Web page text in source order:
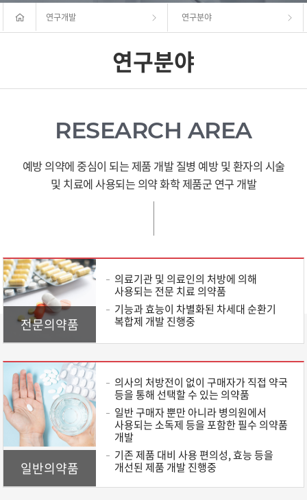
연구개발 연구분야
연구분야
RESEARCH AREA
예방 의약에 중심이 되는 제품 개발질병 예방 및 환자의 시술
및 치료에 사용되는 의약 화학 제품군 연구 개발
전문의약품
의료기관 및 의료인의 처방에 의해
사용되는 전문 치료 의약품
기능과 효능이 차별화된 차세대 순환기
복합제 개발 진행중
일반의약품
의사의 처방전이 없이 구매자가 직접 약국
등을 통해 선택할 수 있는 의약품
일반 구매자 뿐만 아니라 병의원에서
사용되는 소독제 등을 포함한 필수 의약품
개발
기존 제품 대비 사용 편의성, 효능 등을
개선된 제품 개발 진행중